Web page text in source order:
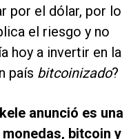
por el dólar, por lo
el riesgo y no
hoy a invertir en la
país bitcoinizado?
anunció es una
bitcoin y